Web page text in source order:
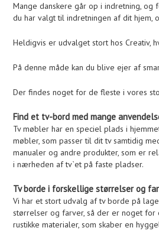
Mange danskere går op i indretning,
du har valgt til indretningen af dit
Heldigvis er udvalget stort hos Creativ,
På denne måde kan du blive ejer af
Der findes noget for de fleste i vores
Find et tv-bord med mange
Tv møbler har en speciel plads i
møbler, som passer til dit tv samtidig
manualer og andre produkter, som er
i nærheden af tv`et på faste pladser.
Tv borde i forskellige størrelser og
Vi har et stort udvalg af tv borde på
størrelser og farver, så der er noget
rustikke materialer, som skaber en